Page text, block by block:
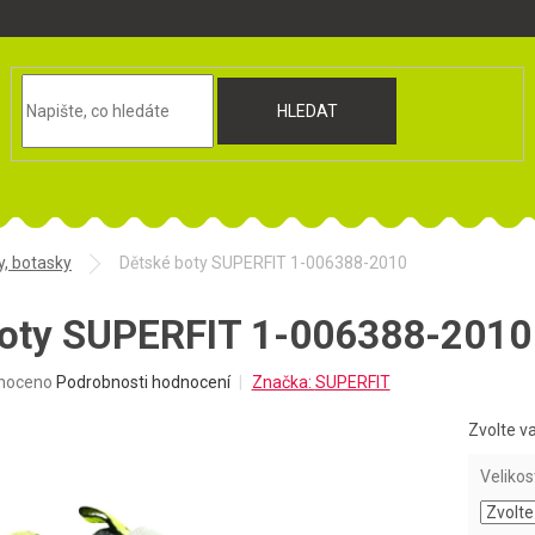
HLEDAT
botasky Dětské boty SUPERFIT 1-006388-2010
SUPERFIT 1-006388-2010
Podrobnosti hodnocení Značka: SUPERFIT
Zvolte